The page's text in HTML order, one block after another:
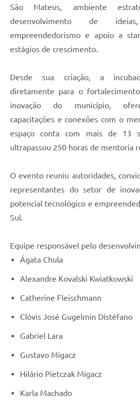
Carta de Serviços
Galeria de Vídeos
Projetos
Logo Prefeitura de São Mateus do Sul
Links
Agenda
Briefing de Ações, Divulgações e Eventos
Solicitação de Remoção: Instituições
Contato
São Mateus, ambiente
desenvolvimento de
empreendedorismo e apoio a
estágios de crescimento.
Desde sua criação, a
diretamente para o
inovação do município,
capacitações e conexões com o
espaço conta com mais de 13
ultrapassou 250 horas de mentoria
O evento reuniu autoridades,
representantes do setor de
potencial tecnológico e
Sul.
Equipe responsável pelo
Ágata Chula
Alexandre Kovalski Kwiatkowski
Catherine Fleischmann
Clóvis José Gugelmin Distéfano
Gabriel Lara
Gustavo Migacz
Hilário Pietczak Migacz
Karla Machado